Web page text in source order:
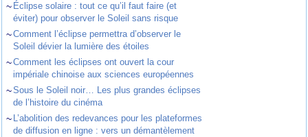
~ Éclipse solaire : tout ce qu’il faut faire (et
éviter) pour observer le Soleil sans risque
~Comment l’éclipse permettra d’observer le
Soleil dévier la lumière des étoiles
~Comment les éclipses ont ouvert la cour
impériale chinoise aux sciences européennes
~Sous le Soleil noir… Les plus grandes éclipses
de l’histoire du cinéma
~ L’abolition des redevances pour les plateformes
de diffusion en ligne : vers un démantèlement